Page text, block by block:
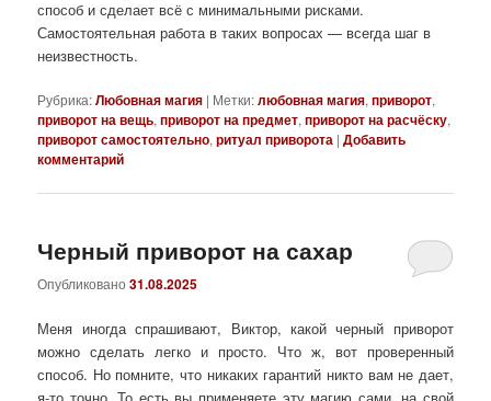
способ и сделает всё с минимальными рисками.
Самостоятельная работа в таких вопросах — всегда шаг в
неизвестность.
Рубрика:Любовная магия | Метки:любовная магия,приворот,
приворот на вещь,приворот на предмет,приворот на расчёску,
приворот самостоятельно,ритуал приворота |Добавить
комментарий
Черный приворот на сахар
Опубликовано31.08.2025
Меня иногда спрашивают, Виктор, какой черный приворот
можно сделать легко и просто. Что ж, вот проверенный
способ. Но помните, что никаких гарантий никто вам не дает,